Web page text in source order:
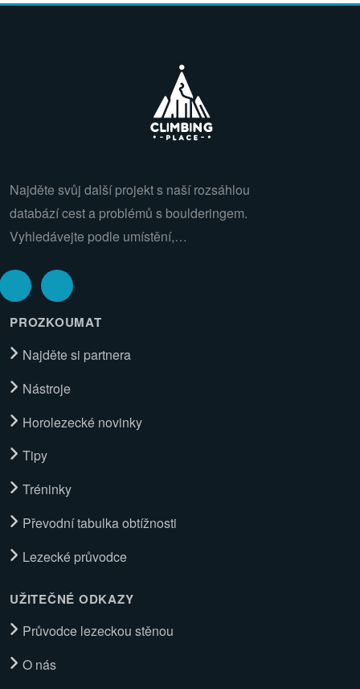
Najděte svůj další projekt s naší rozsáhlou
databází cest a problémů s boulderingem.
Vyhledávejte podle umístění,…
PROZKOUMAT
Najděte si partnera
Nástroje
Horolezecké novinky
Tipy
Tréninky
Převodní tabulka obtížnosti
Lezecké průvodce
UŽITEČNÉ ODKAZY
Průvodce lezeckou stěnou
O nás